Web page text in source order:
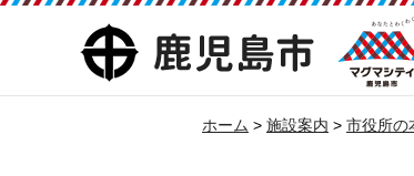
鹿児島市
マグマシテ
鹿児島市
ホーム > 施設案内 > 市役所の